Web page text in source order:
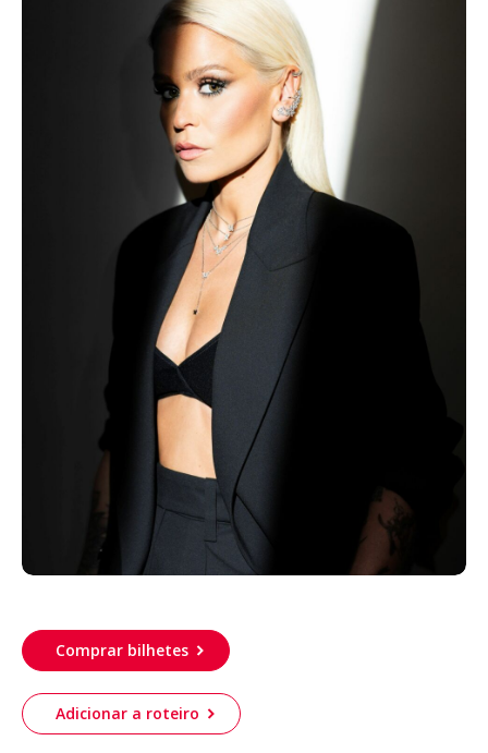
Acompanhe a Leiria Agenda
Comprar bilhetes
Adicionar a roteiro